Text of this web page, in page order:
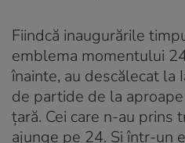
Fiindcă inaugurările
emblema momentului
înainte, au descălecat la
de partide de la
țară. Cei care n-au prins
ajunge pe 24. Și într-un